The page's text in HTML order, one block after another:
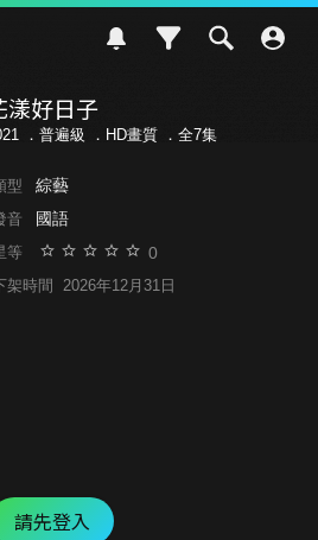
漾好日子
． 普遍級 ．HD畫質 ．全7集
型 綜藝
音 國語
等 0
架時間 2026年12月31日
請先登入